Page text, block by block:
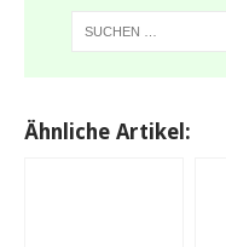
Ähnliche Artikel: